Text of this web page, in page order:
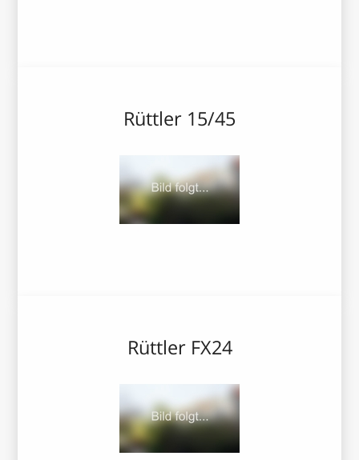
Rüttler 15/45
Rüttler FX24